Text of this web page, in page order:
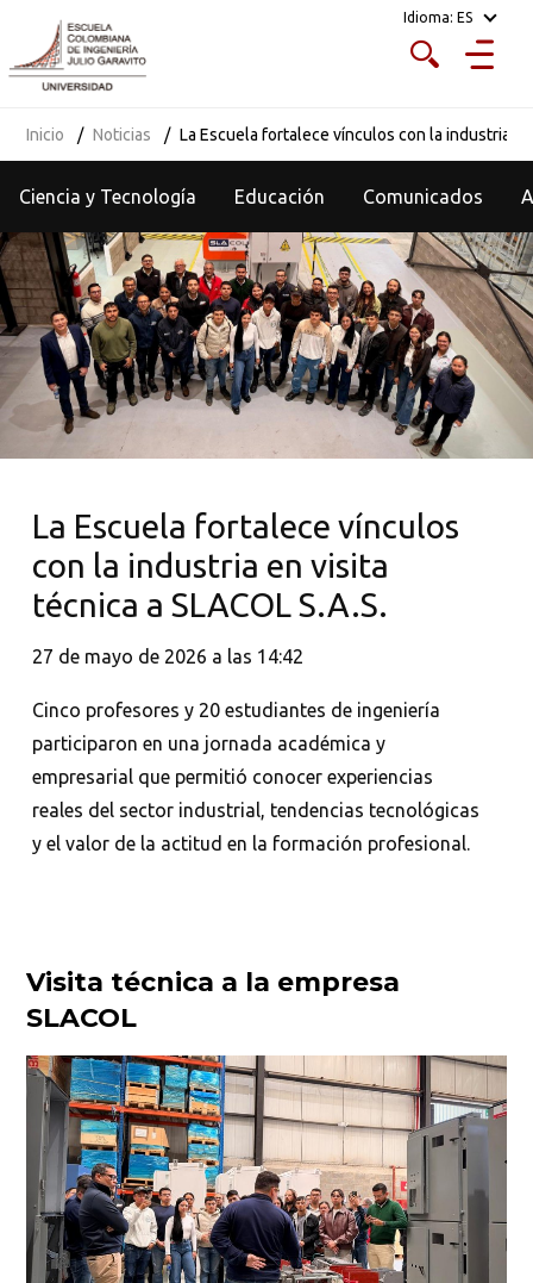
Idioma: ES
Inicio Noticias La Escuela fortalece vínculos con la industria en
Ciencia y Tecnología Educación Comunicados
La Escuela fortalece vínculos
con la industria en visita
técnica a SLACOL S.A.S.
27 de mayo de 2026 a las 14:42
Cinco profesores y 20 estudiantes de ingeniería
participaron en una jornada académica y
empresarial que permitió conocer experiencias
reales del sector industrial, tendencias tecnológicas
y el valor de la actitud en la formación profesional.
Visita técnica a la empresa
SLACOL